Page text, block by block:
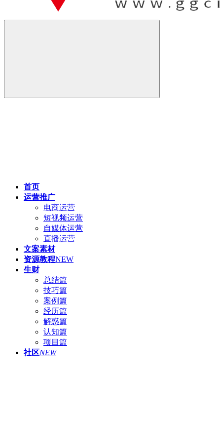
首页
运营推广
电商运营
短视频运营
自媒体运营
直播运营
文案素材
资源教程NEW
生财
总结篇
技巧篇
案例篇
经历篇
解惑篇
认知篇
项目篇
社区NEW